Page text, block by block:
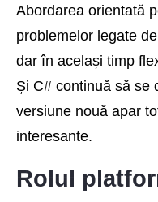
Abordarea orientată
problemelor legate
dar în același timp
Și C# continuă să se
versiune nouă apar
interesante.
Rolul